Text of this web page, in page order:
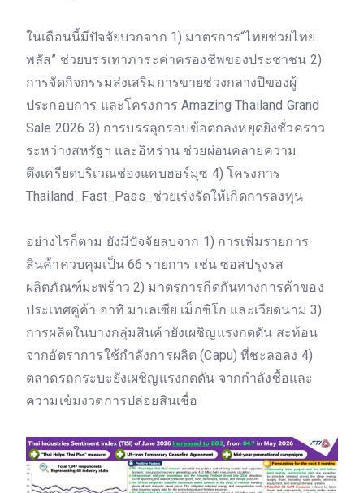
ในเดือนนี้มีปัจจัยบวกจาก 1) มาตรการ“ไทยช่วยไทย
พลัส” ช่วยบรรเทาภาระค่าครองชีพของประชาชน 2)
การจัดกิจกรรมส่งเสริมการขายช่วงกลางปีของผู้
ประกอบการ และโครงการ Amazing Thailand Grand
Sale 2026 3) การบรรลุกรอบข้อตกลงหยุดยิงชั่วคราว
ระหว่างสหรัฐฯ และอิหร่าน ช่วยผ่อนคลายความ
ตึงเครียดบริเวณช่องแคบฮอร์มุซ 4) โครงการ
Thailand_Fast_Pass_ช่วยเร่งรัดให้เกิดการลงทุน
อย่างไรก็ตาม ยังมีปัจจัยลบจาก 1) การเพิ่มรายการ
สินค้าควบคุมเป็น 66 รายการ เช่น ซอสปรุงรส
ผลิตภัณฑ์มะพร้าว 2) มาตรการกีดกันทางการค้าของ
ประเทศคู่ค้า อาทิ มาเลเซีย เม็กซิโก และเวียดนาม 3)
การผลิตในบางกลุ่มสินค้ายังเผชิญแรงกดดัน สะท้อน
จากอัตราการใช้กำลังการผลิต (Capu) ที่ชะลอลง 4)
ตลาดรถกระบะยังเผชิญแรงกดดัน จากกำลังซื้อและ
ความเข้มงวดการปล่อยสินเชื่อ